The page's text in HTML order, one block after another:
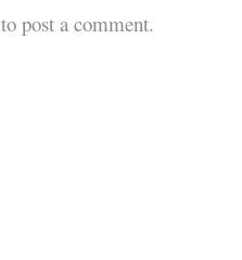
to post a comment.